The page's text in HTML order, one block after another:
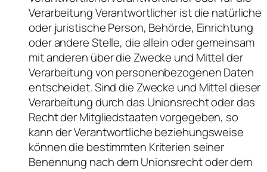
Verarbeitung Verantwortlicher ist die natürliche
oder juristische Person, Behörde, Einrichtung
oder andere Stelle, die allein oder gemeinsam
mit anderen über die Zwecke und Mittel der
Verarbeitung von personenbezogenen Daten
entscheidet. Sind die Zwecke und Mittel dieser
Verarbeitung durch das Unionsrecht oder das
Recht der Mitgliedstaaten vorgegeben, so
kann der Verantwortliche beziehungsweise
können die bestimmten Kriterien seiner
Benennung nach dem Unionsrecht oder dem